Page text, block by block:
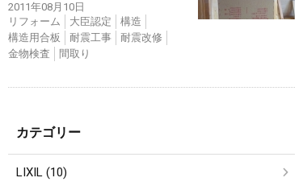
2011年08月10日
リフォーム
大臣認定
構造
構造用合板
耐震工事
耐震改修
金物検査
間取り
カテゴリー
LIXIL (10)